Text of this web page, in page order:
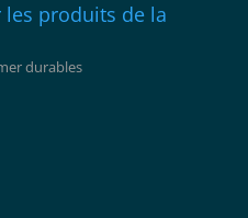
les produits de la
durables